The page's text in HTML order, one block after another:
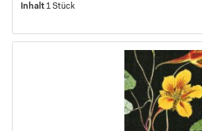
Inhalt 1 Stück